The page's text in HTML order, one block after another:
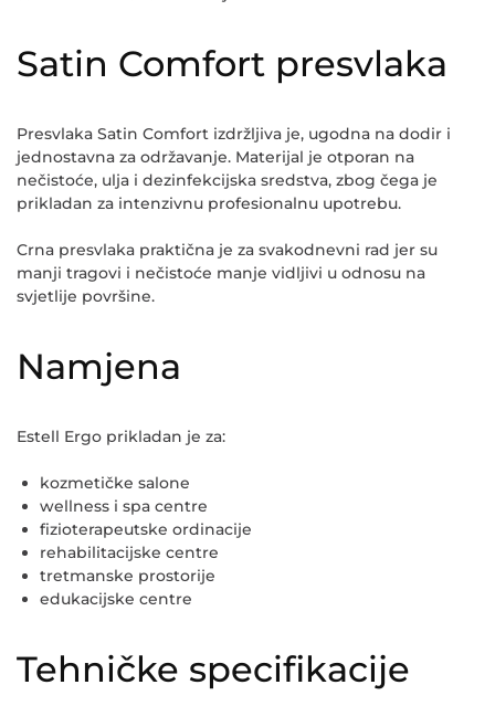
Satin Comfort presvlaka
Presvlaka Satin Comfort izdržljiva je, ugodna na dodir i
jednostavna za održavanje. Materijal je otporan na
nečistoće, ulja i dezinfekcijska sredstva, zbog čega je
prikladan za intenzivnu profesionalnu upotrebu.
Crna presvlaka praktična je za svakodnevni rad jer su
manji tragovi i nečistoće manje vidljivi u odnosu na
svjetlije površine.
Namjena
Estell Ergo prikladan je za:
kozmetičke salone
wellness i spa centre
fizioterapeutske ordinacije
rehabilitacijske centre
tretmanske prostorije
edukacijske centre
Tehničke specifikacije